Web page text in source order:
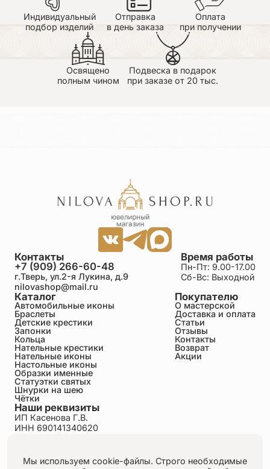
Индивидуальный
подбор изделий
Отправка
в день заказа
Оплата
при получении
Освящено
полным чином
Подвеска в подарок
при заказе от 20 тыс.
Каталог
Автомобильные иконы
Браслеты
Детские крестики
Запонки
Кольца
Нательные крестики
Нательные иконы
Настольные иконы
Образки именные
Статуэтки святых
Шнурки на шею
Чётки
Покупателю
О мастерской
Доставка и оплата
Статьи
Отзывы
Контакты
Возврат
Акции
Время работы
Пн-Пт: 9.00-17.00
Сб-Вс: Выходной
Контакты
+7 (909) 266-60-48
г.Тверь, ул.2-я Лукина, д.9
nilovashop@mail.ru
Наши реквизиты
ИП Касенова Г.В.
ИНН 690141340620
Пользовательское соглашение
Мы используем cookie-файлы. Строго необходимые